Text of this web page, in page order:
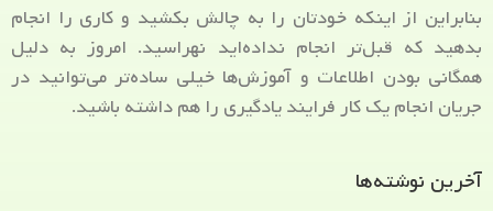
بنابراین از اینکه خودتان را به چالش بکشید و کاری را انجام
بدهید که قبل‌تر انجام نداده‌اید نهراسید. امروز به دلیل
همگانی بودن اطلاعات و آموزش‌ها خیلی ساده‌تر می‌توانید در
جریان انجام یک کار فرایند یادگیری را هم داشته باشید.
آخرین نوشته‌ها